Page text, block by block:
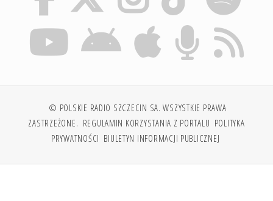
© POLSKIE RADIO SZCZECIN SA. WSZYSTKIE PRAWA
ZASTRZEŻONE. REGULAMIN KORZYSTANIA Z PORTALU POLITYKA
PRYWATNOŚCI BIULETYN INFORMACJI PUBLICZNEJ